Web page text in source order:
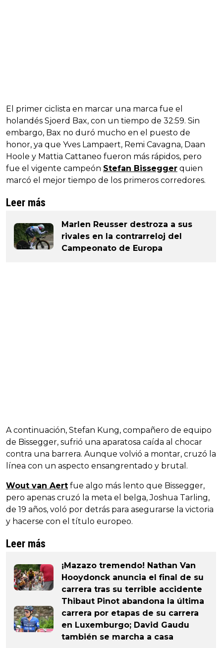
El primer ciclista en marcar una marca fue el
holandés Sjoerd Bax, con un tiempo de 32:59. Sin
embargo, Bax no duró mucho en el puesto de
honor, ya que Yves Lampaert, Remi Cavagna, Daan
Hoole y Mattia Cattaneo fueron más rápidos, pero
fue el vigente campeón Stefan Bissegger quien
marcó el mejor tiempo de los primeros corredores.
Leer más
Marlen Reusser destroza a sus
rivales en la contrarreloj del
Campeonato de Europa
A continuación, Stefan Kung, compañero de equipo
de Bissegger, sufrió una aparatosa caída al chocar
contra una barrera. Aunque volvió a montar, cruzó la
línea con un aspecto ensangrentado y brutal.
Wout van Aert fue algo más lento que Bissegger,
pero apenas cruzó la meta el belga, Joshua Tarling,
de 19 años, voló por detrás para asegurarse la victoria
y hacerse con el título europeo.
Leer más
¡Mazazo tremendo! Nathan Van
Hooydonck anuncia el final de su
carrera tras su terrible accidente
Thibaut Pinot abandona la última
carrera por etapas de su carrera
en Luxemburgo; David Gaudu
también se marcha a casa